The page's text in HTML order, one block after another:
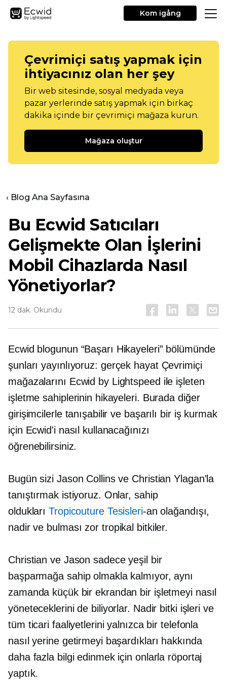
Kom igång
Çevrimiçi satış yapmak için
ihtiyacınız olan her şey
Bir web sitesinde, sosyal medyada veya
pazar yerlerinde satış yapmak için birkaç
dakika içinde bir çevrimiçi mağaza kurun.
Mağaza oluştur
‹ Blog Ana Sayfasına
Bu Ecwid Satıcıları
Gelişmekte Olan İşlerini
Mobil Cihazlarda Nasıl
Yönetiyorlar?
12 dak. Okundu
Ecwid blogunun “Başarı Hikayeleri” bölümünde
şunları yayınlıyoruz: gerçek hayatÇevrimiçi
mağazalarını Ecwid by Lightspeed ile işleten
işletme sahiplerinin hikayeleri. Burada diğer
girişimcilerle tanışabilir ve başarılı bir iş kurmak
için Ecwid'i nasıl kullanacağınızı
öğrenebilirsiniz.
Bugün sizi Jason Collins ve Christian Ylagan'la
tanıştırmak istiyoruz. Onlar, sahip
olduklarıTropicouture Tesisleri-an olağandışı,
nadir ve bulması zor tropikal bitkiler.
Christian ve Jason sadece yeşil bir
başparmağa sahip olmakla kalmıyor, aynı
zamanda küçük bir ekrandan bir işletmeyi nasıl
yöneteceklerini de biliyorlar. Nadir bitki işleri ve
tüm ticari faaliyetlerini yalnızca bir telefonla
nasıl yerine getirmeyi başardıkları hakkında
daha fazla bilgi edinmek için onlarla röportaj
yaptık.